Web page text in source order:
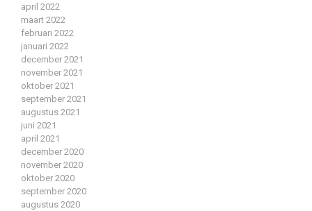
april 2022
maart 2022
februari 2022
januari 2022
december 2021
november 2021
oktober 2021
september 2021
augustus 2021
juni 2021
april 2021
december 2020
november 2020
oktober 2020
september 2020
augustus 2020